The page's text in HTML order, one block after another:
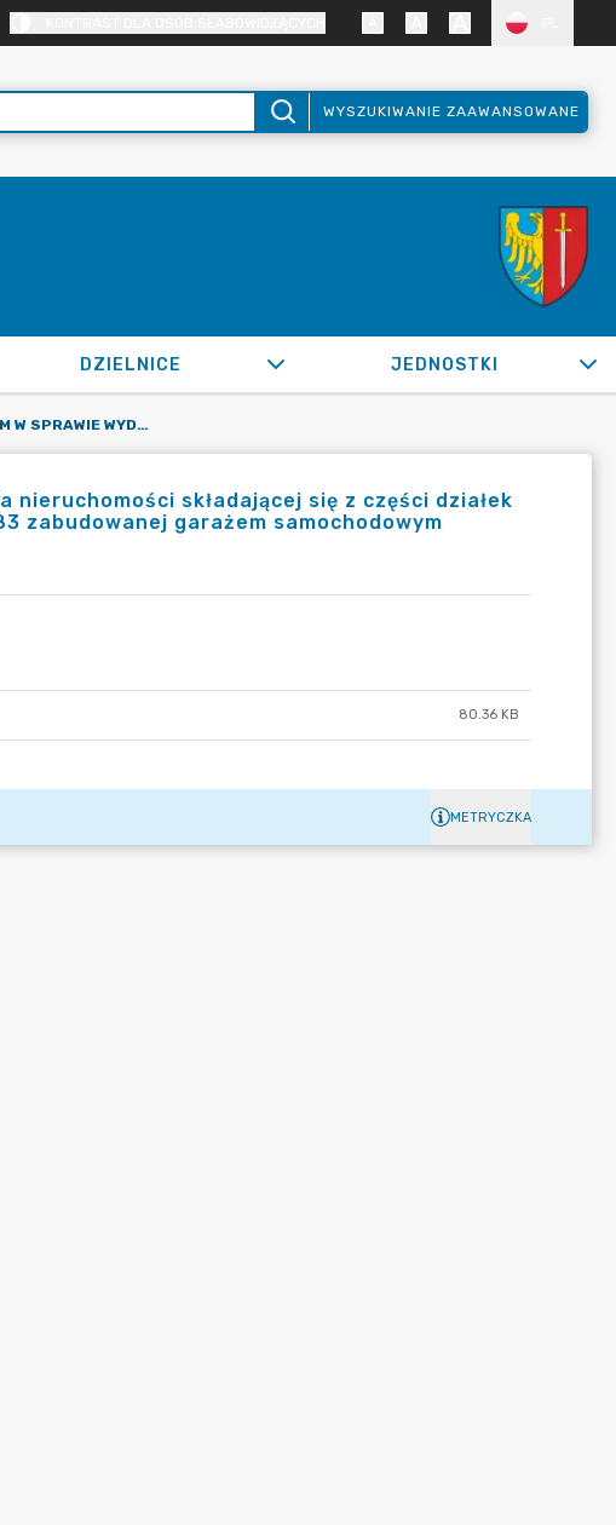
WYSZUKIWANIE ZAAWANSOWANE
DZIELNICE JEDNOSTKI
OR.0050.883.2022_SM W SPRAWIE WYDZIERŻAWIENIA NIERUCHOMOŚCI SKŁADAJĄCEJ SIĘ Z CZĘŚCI DZIAŁEK O NUMERACH 1672/18, 1674/18, 2670/183 I 2674/183 ZABUDOWANEJ GARAŻEM SAMOCHODOWYM
nieruchomości składającej się z części działek
zabudowanej garażem samochodowym
80.36 KB
METRYCZKA